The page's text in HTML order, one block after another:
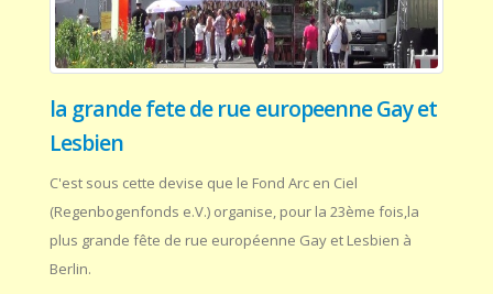
la grande fete de rue europeenne Gay et
Lesbien
C'est sous cette devise que le Fond Arc en Ciel
(Regenbogenfonds e.V.) organise, pour la 23ème fois,la
plus grande fête de rue européenne Gay et Lesbien à
Berlin.